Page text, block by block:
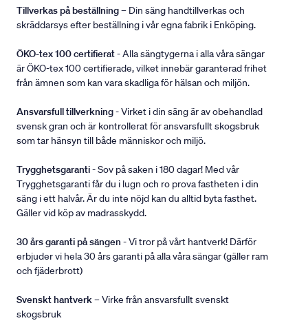
Tillverkas på beställning– Din säng handtillverkas och
skräddarsys efter beställning i vår egna fabrik i Enköping.
ÖKO-tex 100 certifierat- Alla sängtygerna i alla våra sängar
är ÖKO-tex 100 certifierade, vilket innebär garanterad frihet
från ämnen som kan vara skadliga för hälsan och miljön.
Ansvarsfull tillverkning- Virket i din säng är av obehandlad
svensk gran och är kontrollerat för ansvarsfullt skogsbruk
som tar hänsyn till både människor och miljö.
Trygghetsgaranti- Sov på saken i 180 dagar! Med vår
Trygghetsgaranti får du i lugn och ro prova fastheten i din
säng i ett halvår. Är du inte nöjd kan du alltid byta fasthet.
Gäller vid köp av madrasskydd.
30 års garanti på sängen - Vi tror på vårt hantverk! Därför
erbjuder vi hela 30 års garanti på alla våra sängar (gäller ram
och fjäderbrott)
Svenskt hantverk– Virke från ansvarsfullt svenskt
skogsbruk